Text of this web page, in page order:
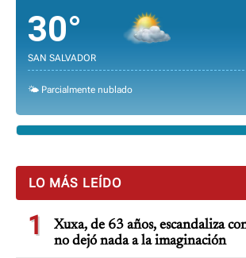
30°
SAN SALVADOR
🌤️ Parcialmente nublado
LO MÁS LEÍDO
1
Xuxa, de 63 años, escandaliza
no dejó nada a la imaginación